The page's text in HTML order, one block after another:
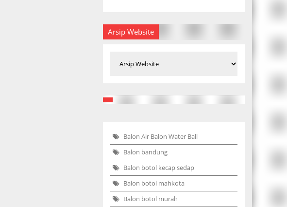
Arsip Website
Balon Air Balon Water Ball
Balon bandung
Balon botol kecap sedap
Balon botol mahkota
Balon botol murah